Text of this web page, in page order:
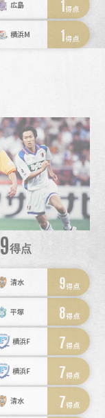
広島 1 得点
横浜M 1得点
9得点
清水 9得点
平塚 8得点
横浜F 7得点
横浜F 7得点
清水 7得点